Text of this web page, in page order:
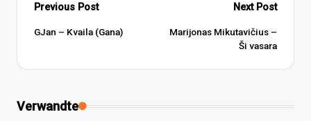
Post
navigation
Previous Post
GJan – Kvaila (Gana)
Next Post
Marijonas Mikutavičius –
Ši vasara
Verwandte